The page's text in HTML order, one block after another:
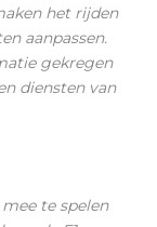
het rijden
aanpassen.
gekregen
diensten van
te spelen